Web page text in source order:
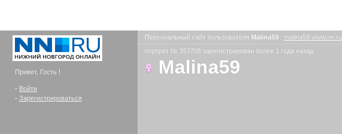
Привет, Гость !
- Войти
- Зарегистрироваться
Персональный сайт пользователя Malina59 : malina59.www.nn.ru
портрет № 353708 зарегистрирован более 1 года назад
Malina59